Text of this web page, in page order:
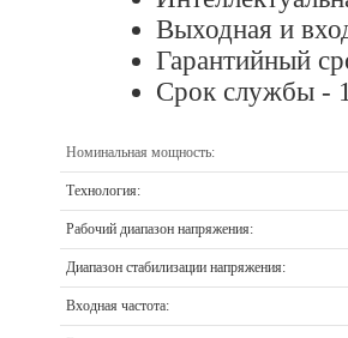
Выходная и
Гарантийный
Срок службы -
Номинальная мощность:
Технология:
Рабочий диапазон напряжения:
Диапазон стабилизации напряжения:
Входная частота: